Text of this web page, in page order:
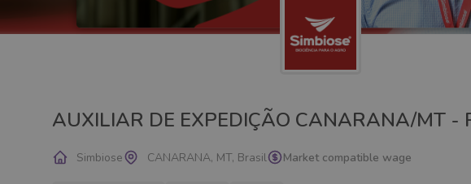
AUXILIAR DE EXPEDIÇÃO CANARANA/MT -
Simbiose CANARANA, MT, Brasil Market compatible wage